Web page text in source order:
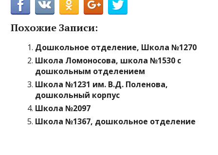
Похожие Записи:
Дошкольное отделение, Школа №1270
Школа Ломоносова, школа №1530 с
дошкольным отделением
Школа №1231 им. В.Д. Поленова,
дошкольный корпус
Школа №2097
Школа №1367, дошкольное отделение